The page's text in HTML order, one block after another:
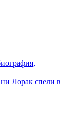
Лорак спели в